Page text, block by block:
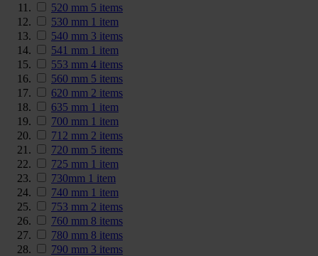
520 mm 5 items
530 mm 1 item
540 mm 3 items
541 mm 1 item
553 mm 4 items
560 mm 5 items
620 mm 2 items
635 mm 1 item
700 mm 1 item
712 mm 2 items
720 mm 5 items
725 mm 1 item
730mm 1 item
740 mm 1 item
753 mm 2 items
760 mm 8 items
780 mm 8 items
790 mm 3 items